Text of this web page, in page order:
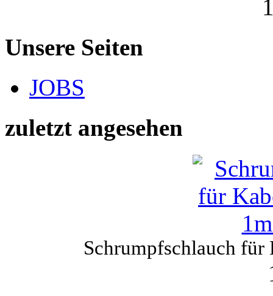
Unsere Seiten
JOBS
zuletzt angesehen
Schrumpfschlauch für